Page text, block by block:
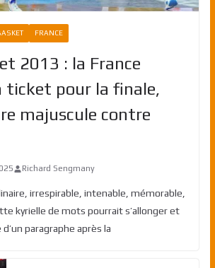
FRANCE
2013 : la France
ticket pour la finale,
majuscule contre
Richard Sengmany
irrespirable, intenable, mémorable,
kyrielle de mots pourrait s’allonger et
paragraphe après la